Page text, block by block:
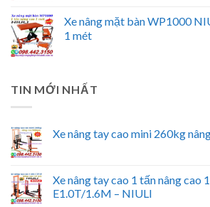
Xe nâng mặt bàn WP1000
1 mét
TIN MỚI NHẤT
Xe nâng tay cao mini 260kg
Xe nâng tay cao 1 tấn nâng cao
E1.0T/1.6M – NIULI